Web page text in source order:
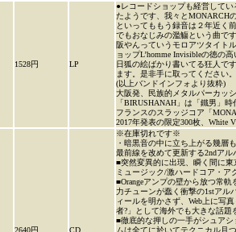
1528円 LP
●レコードショップも経営して
たようです、我々とMONARCH
といってももう録音は２年近く
でもおなじみの濫觴という曲で
阪やんっていうモロアツタイト
ョップL’homme Invisibleの徳の
日狐の絵ばかり書いてる狂人で
ます。是非手に取ってください。
(以上バンドインフォより抜粋)
大阪発、民族的メタルパーカッ
「BIRUSHANAH」は「鐵男」
フランスのスラッジコア「
2017年発表の限定300枚、White
2640円 CD
※在庫切れです※
・暗黒音の中に立ち上がる幾層
最前線を改めて更新する2ndアル
■突然変異的に出現、瞬く間に
ミュージック/激ハードコア・ア
■Orangeアンプの壁から放つ常
力チューンが蠢く衝撃の1stアル
ィールを明かさず、Web上に写
者?」として海外でも大きな話題
■徹底的な押しの一手がシュア
ムは全てに於いてテクニカル且